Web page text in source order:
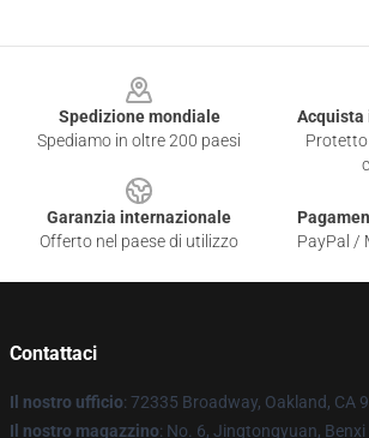
Spedizione mondiale
Spediamo in oltre 200 paesi
Acquista
Garanzia internazionale
Offerto nel paese di utilizzo
PayPal /
Contattaci
Il nostro ufficio: 72335 Broadway, Oakland, CA
Il nostro magazzino: No. 6, Jingtongyuan, Benxi